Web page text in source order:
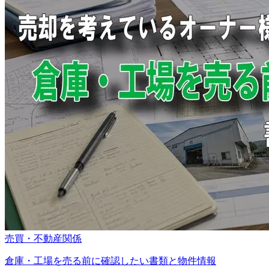
売買・不動産関係
倉庫・工場を売る前に確認したい書類と物件情報